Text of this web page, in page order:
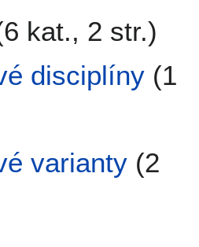
kat., 2 str.)
disciplíny (1
varianty (2